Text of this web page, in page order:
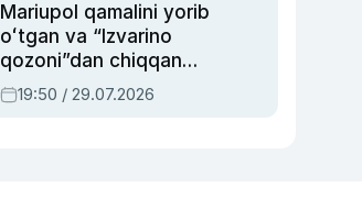
Mariupol qamalini yorib
oʻtgan va “Izvarino
qozoni”dan chiqqan
qahramon — Ukraina
armiyasi bosh
19:50 / 29.07.2026